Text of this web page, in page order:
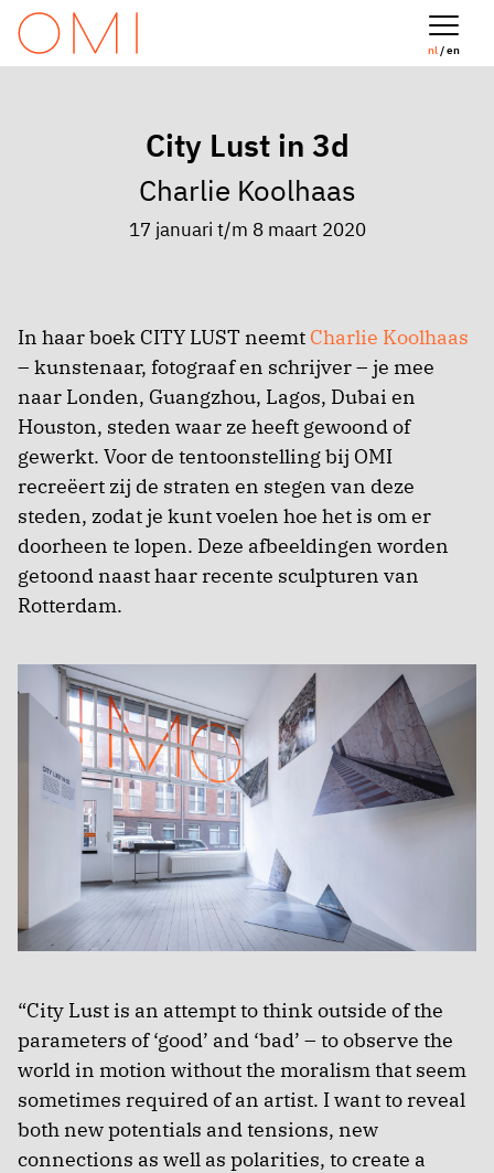
nl/ en
City Lust in 3d
Charlie Koolhaas
17 januari t/m 8 maart 2020
In haar boek CITY LUST neemt Charlie Koolhaas
– kunstenaar, fotograaf en schrijver – je mee
naar Londen, Guangzhou, Lagos, Dubai en
Houston, steden waar ze heeft gewoond of
gewerkt. Voor de tentoonstelling bij OMI
recreëert zij de straten en stegen van deze
steden, zodat je kunt voelen hoe het is om er
doorheen te lopen. Deze afbeeldingen worden
getoond naast haar recente sculpturen van
Rotterdam.
“City Lust is an attempt to think outside of the
parameters of ‘good’ and ‘bad’ – to observe the
world in motion without the moralism that seem
sometimes required of an artist. I want to reveal
both new potentials and tensions, new
connections as well as polarities, to create a